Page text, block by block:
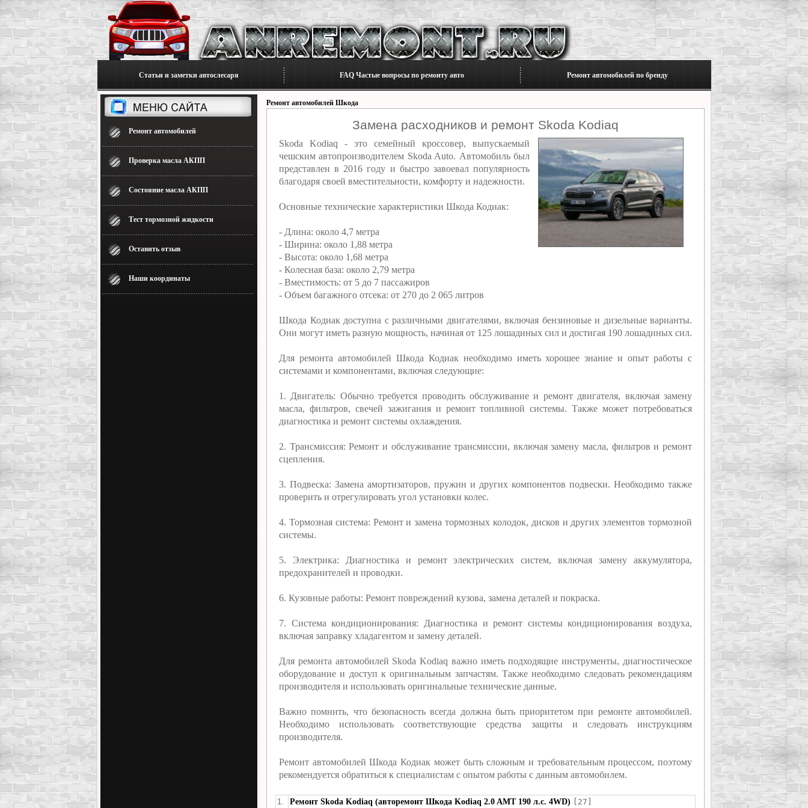
Статьи и заметки автослесаря FAQ Частые вопросы по ремонту авто Ремонт автомобилей по бренду
Ремонт автомобилей
Проверка масла АКПП
Состояние масла АКПП
Тест тормозной жидкости
Оставить отзыв
Наши координаты
Ремонт автомобилей Шкода
Замена расходников и ремонт Skoda Kodiaq
Skoda Kodiaq - это семейный кроссовер, выпускаемый
чешским автопроизводителем Skoda Auto. Автомобиль был
представлен в 2016 году и быстро завоевал популярность
благодаря своей вместительности, комфорту и надежности.
Основные технические характеристики Шкода Кодиак:
- Длина: около 4,7 метра
- Ширина: около 1,88 метра
- Высота: около 1,68 метра
- Колесная база: около 2,79 метра
- Вместимость: от 5 до 7 пассажиров
- Объем багажного отсека: от 270 до 2 065 литров
Шкода Кодиак доступна с различными двигателями, включая бензиновые и дизельные варианты.
Они могут иметь разную мощность, начиная от 125 лошадиных сил и достигая 190 лошадиных сил.
Для ремонта автомобилей Шкода Кодиак необходимо иметь хорошее знание и опыт работы с
системами и компонентами, включая следующие:
1. Двигатель: Обычно требуется проводить обслуживание и ремонт двигателя, включая замену
масла, фильтров, свечей зажигания и ремонт топливной системы. Также может потребоваться
диагностика и ремонт системы охлаждения.
2. Трансмиссия: Ремонт и обслуживание трансмиссии, включая замену масла, фильтров и ремонт
сцепления.
3. Подвеска: Замена амортизаторов, пружин и других компонентов подвески. Необходимо также
проверить и отрегулировать угол установки колес.
4. Тормозная система: Ремонт и замена тормозных колодок, дисков и других элементов тормозной
системы.
5. Электрика: Диагностика и ремонт электрических систем, включая замену аккумулятора,
предохранителей и проводки.
6. Кузовные работы: Ремонт повреждений кузова, замена деталей и покраска.
7. Система кондиционирования: Диагностика и ремонт системы кондиционирования воздуха,
включая заправку хладагентом и замену деталей.
Для ремонта автомобилей Skoda Kodiaq важно иметь подходящие инструменты, диагностическое
оборудование и доступ к оригинальным запчастям. Также необходимо следовать рекомендациям
производителя и использовать оригинальные технические данные.
Важно помнить, что безопасность всегда должна быть приоритетом при ремонте автомобилей.
Необходимо использовать соответствующие средства защиты и следовать инструкциям
производителя.
Ремонт автомобилей Шкода Кодиак может быть сложным и требовательным процессом, поэтому
рекомендуется обратиться к специалистам с опытом работы с данным автомобилем.
1. Ремонт Skoda Kodiaq (авторемонт Шкода Kodiaq 2.0 AMT 190 л.с. 4WD) [27]